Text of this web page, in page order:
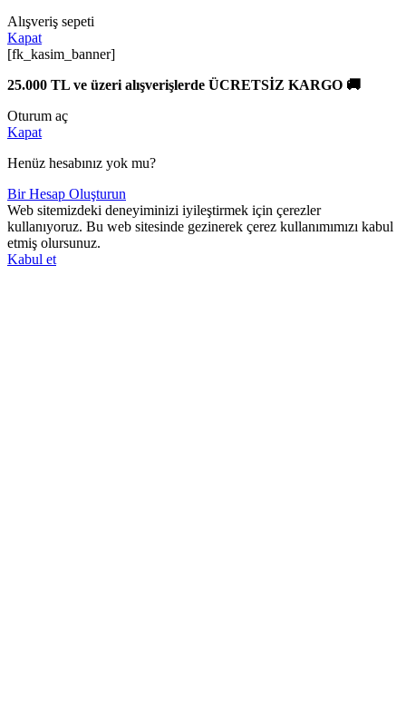
Alışveriş sepeti
Kapat
[fk_kasim_banner]
25.000 TL ve üzeri alışverişlerde ÜCRETSİZ KARGO 🚚
Oturum aç
Kapat
Henüz hesabınız yok mu?
Bir Hesap Oluşturun
Web sitemizdeki deneyiminizi iyileştirmek için çerezler
kullanıyoruz. Bu web sitesinde gezinerek çerez kullanımımızı kabul
etmiş olursunuz.
Kabul et